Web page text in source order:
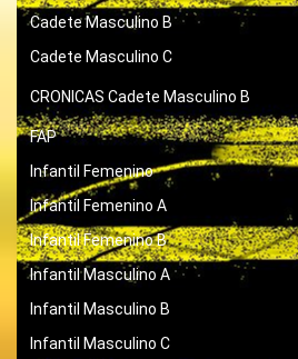
Cadete Masculino B
Cadete Masculino C
CRONICAS Cadete Masculino B
FAP
Infantil Femenino
Infantil Femenino A
Infantil Femenino B
Infantil Masculino A
Infantil Masculino B
Infantil Masculino C